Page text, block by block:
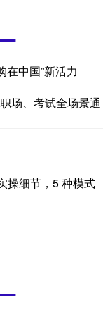
在中国”新活力
场、考试全场景通
操细节，5 种模式